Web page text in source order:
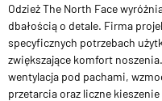
Odzież The North Face
dbałością o detale. Firma
specyficznych potrzebach
zwiększające komfort
wentylacja pod pachami,
przetarcia oraz liczne